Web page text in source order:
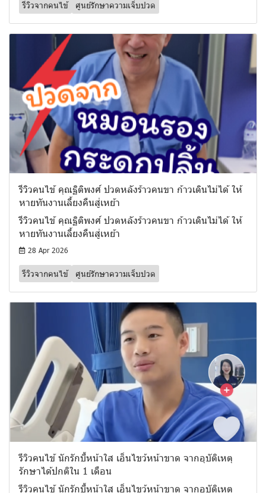
รีวิวจากคนไข้ ศูนย์รักษาความเจ็บปวด
รีวิวคนไข้ คุณฐิติพงศ์ ปวดหลังร้าวคนขา ก้าวเดินไม่ได้ ให้
หายทันงานเลี้ยงคืนสู่เหย้า
รีวิวคนไข้ คุณฐิติพงศ์ ปวดหลังร้าวคนขา ก้าวเดินไม่ได้ ให้
หายทันงานเลี้ยงคืนสู่เหย้า
28 Apr 2026
รีวิวจากคนไข้ ศูนย์รักษาความเจ็บปวด
รีวิวคนไข้ นักรักบี้หน้าใส เอ็นไขว้หน้าขาด จากอุบัติเหตุ
รักษาได้ปกติใน 1 เดือน
รีวิวคนไข้ นักรักบี้หน้าใส เอ็นไขว้หน้าขาด จากอุบัติเหตุ